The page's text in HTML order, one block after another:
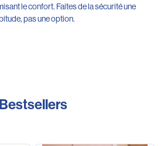
le confort. Faites de la sécurité une
pas une option.
Bestsellers